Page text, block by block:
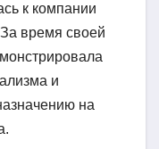
к компании
время своей
и
на